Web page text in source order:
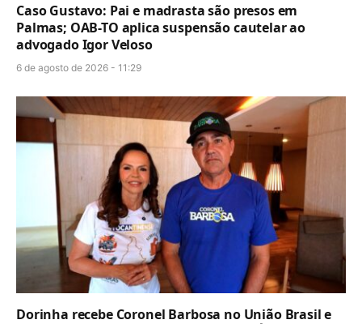
Caso Gustavo: Pai e madrasta são presos em
Palmas; OAB-TO aplica suspensão cautelar ao
advogado Igor Veloso
6 de agosto de 2026 - 11:29
Dorinha recebe Coronel Barbosa no União Brasil e